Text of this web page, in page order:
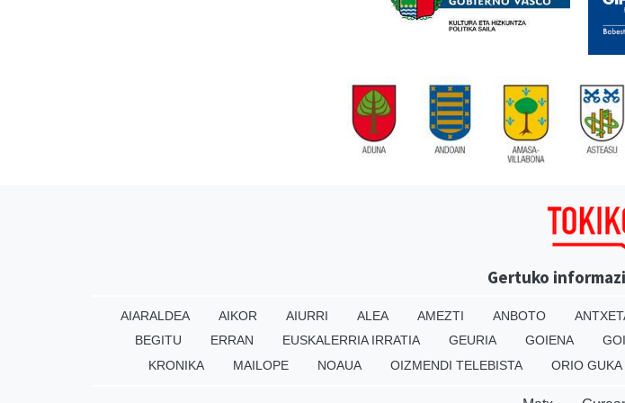
Gertuko
AIARALDEA AIKOR AIURRI ALEA AMEZTI ANBOTO
BEGITU
ERRAN EUSKALERRIA IRRATIA GEURIA GOIENA
KRONIKA
MAILOPE NOAUA OIZMENDI TELEBISTA ORIO GUKA